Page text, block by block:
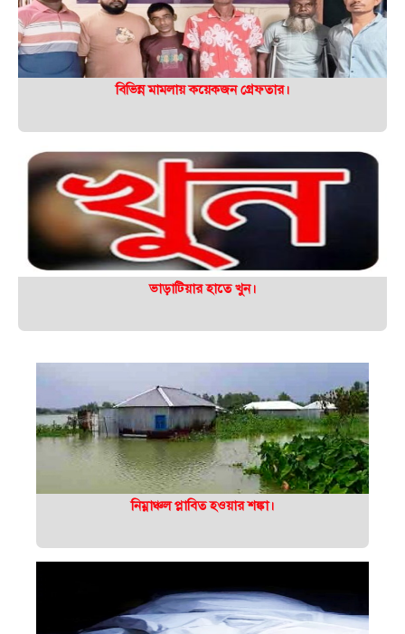
বিভিন্ন মামলায় কয়েকজন গ্রেফতার।
ভাড়াটিয়ার হাতে খুন।
নিম্নাঞ্চল প্লাবিত হওয়ার শঙ্কা।